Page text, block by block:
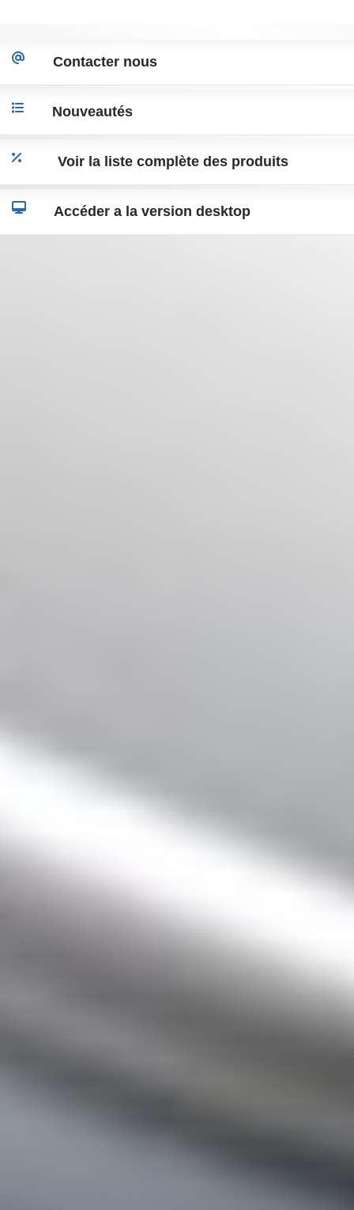
Towning Couvrir Pare-chocs arrière
pour VW Golf VII 7 2013-2017 R Line
Look
Look
Contacter nous
Nouveautés
Voir la liste complète des produits
Accéder a la version desktop